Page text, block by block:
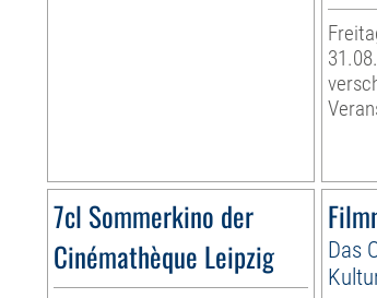
7cl Sommerkino der
Cinémathèque Leipzig
Das